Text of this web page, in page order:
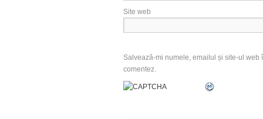
Site web
Salvează-mi numele, emailul și site-ul
comentez.